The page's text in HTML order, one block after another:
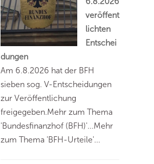
veröffent
lichten
Entschei
dungen
Am 6.8.2026 hat der BFH
sieben sog. V-Entscheidungen
zur Veröffentlichung
freigegeben.Mehr zum Thema
'Bundesfinanzhof (BFH)'...Mehr
zum Thema 'BFH-Urteile'...